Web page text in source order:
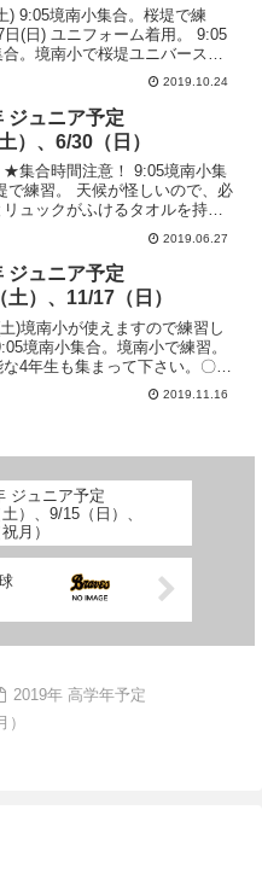
) 9:05境南小集合。桜堤で練
日(日) ユニフォーム着用。 9:05
。境南小で桜堤ユニバースさ
リーグ。9:50開始予定。高学年
2019.10.24
ジュニア予定
）、6/30（日）
★集合時間注意！ 9:05境南小集
で練習。 天候が怪しいので、必
ュックがふけるタオルを持た
さい。〇30日(日) ①4年生 ユニ
着用。 天文台グランドの高学年
に参加。詳細は高学年連絡...
2019.06.27
ジュニア予定
土）、11/17（日）
)境南小が使えますので練習し
境南小集合。境南小で練習。
4年生も集まって下さい。〇
)①4年生高学年連絡網参照②3年
境南小集合。桜堤で練習。
2019.11.16
ジュニア予定
）、9/15（日）、
月）
2019年 高学年予定